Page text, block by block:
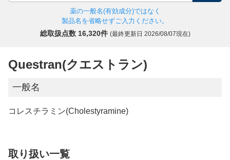
薬の一般名(有効成分)ではなく
製品名を省略せずご入力ください。
総取扱点数 16,320件 (最終更新日 2026/08/07現在)
Questran(クエストラン)
一般名
コレスチラミン(Cholestyramine)
取り扱い一覧